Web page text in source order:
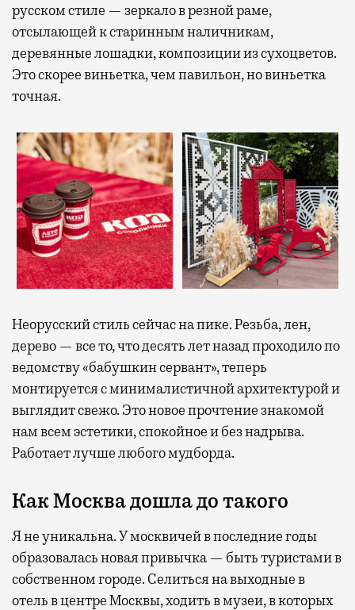
русском стиле — зеркало в резной раме,
отсылающей к старинным наличникам,
деревянные лошадки, композиции из сухоцветов.
Это скорее виньетка, чем павильон, но виньетка
точная.
Неорусский стиль сейчас на пике. Резьба, лен,
дерево — все то, что десять лет назад проходило по
ведомству «бабушкин сервант», теперь
монтируется с минималистичной архитектурой и
выглядит свежо. Это новое прочтение знакомой
нам всем эстетики, спокойное и без надрыва.
Работает лучше любого мудборда.
Как Москва дошла до такого
Я не уникальна. У москвичей в последние годы
образовалась новая привычка — быть туристами в
собственном городе. Селиться на выходные в
отель в центре Москвы, ходить в музеи, в которых